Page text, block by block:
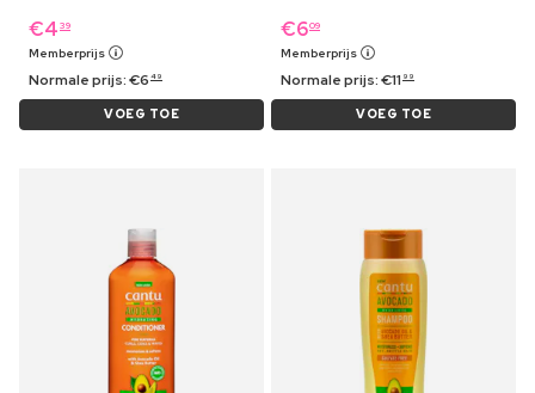
€4 39
Memberprijs
Normale prijs:€6 49
VOEG TOE
€609
Memberprijs
Normale prijs:€11 99
VOEG TOE